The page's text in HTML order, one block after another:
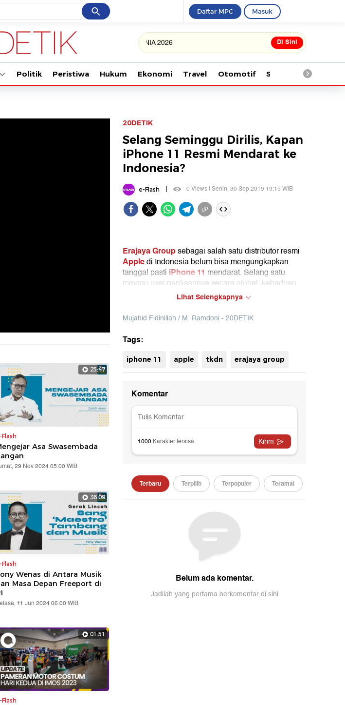
Cancel Daftar MPC Masuk
Tonton kabar terbaru PIALA DUNIA 2026 Di Sini
Politik Peristiwa Hukum Ekonomi Travel Otomotif Saintek
25:47
Flash
Asa Swasembada
29 Nov 2024 05:00 WIB
36:09
Flash
Wenas di Antara Musik
Masa Depan Freeport di
11 Jun 2024 06:00 WIB
01:51
Flash
20DETIK
Selang Seminggu Dirilis, Kapan
iPhone 11 Resmi Mendarat ke
Indonesia?
e-Flash| 0 Views | Senin, 30 Sep 2019 19:15 WIB
Erajaya Groupsebagai salah satu distributor resmi
Appledi Indonesia belum bisa mengungkapkan
tanggal pasti iPhone 11 mendarat. Selang satu
minggu usai perilisannya secara global, kehadiran
iPhone 11 yang telah lolosTKDNpun banyak
dinantikan para penggemarnya di Tanah Air.
Lihat Selengkapnya
Mujahid Fidinillah / M. Ramdoni - 20DETIK
Tags:
iphone 11 apple tkdn erajaya group